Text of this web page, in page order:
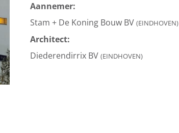
Aannemer:
Stam + De Koning Bouw BV (EINDHOVEN)
Architect:
Diederendirrix BV (EINDHOVEN)